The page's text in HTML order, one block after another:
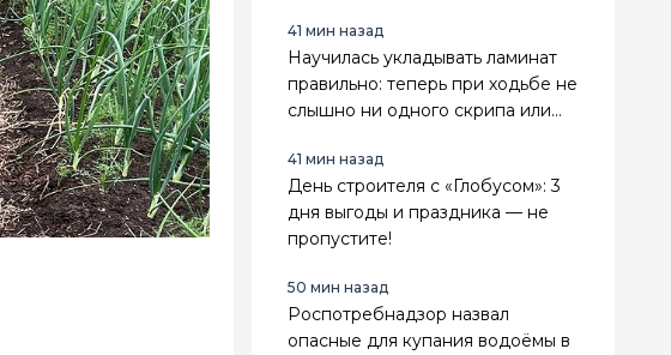
41 мин назад
Научилась укладывать ламинат
правильно: теперь при ходьбе не
слышно ни одного скрипа или
41 мин назад
День строителя с «Глобусом»: 3
дня выгоды и праздника — не
пропустите!
50 мин назад
Роспотребнадзор назвал
опасные для купания водоёмы в